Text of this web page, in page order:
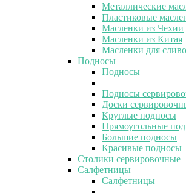
Металлические
Пластиковые
Масленки из Чехии
Масленки из Китая
Масленки для
Подносы
Подносы
Подносы
Доски
Круглые подносы
Прямоугольные
Большие подносы
Красивые подносы
Столики сервировочные
Салфетницы
Салфетницы